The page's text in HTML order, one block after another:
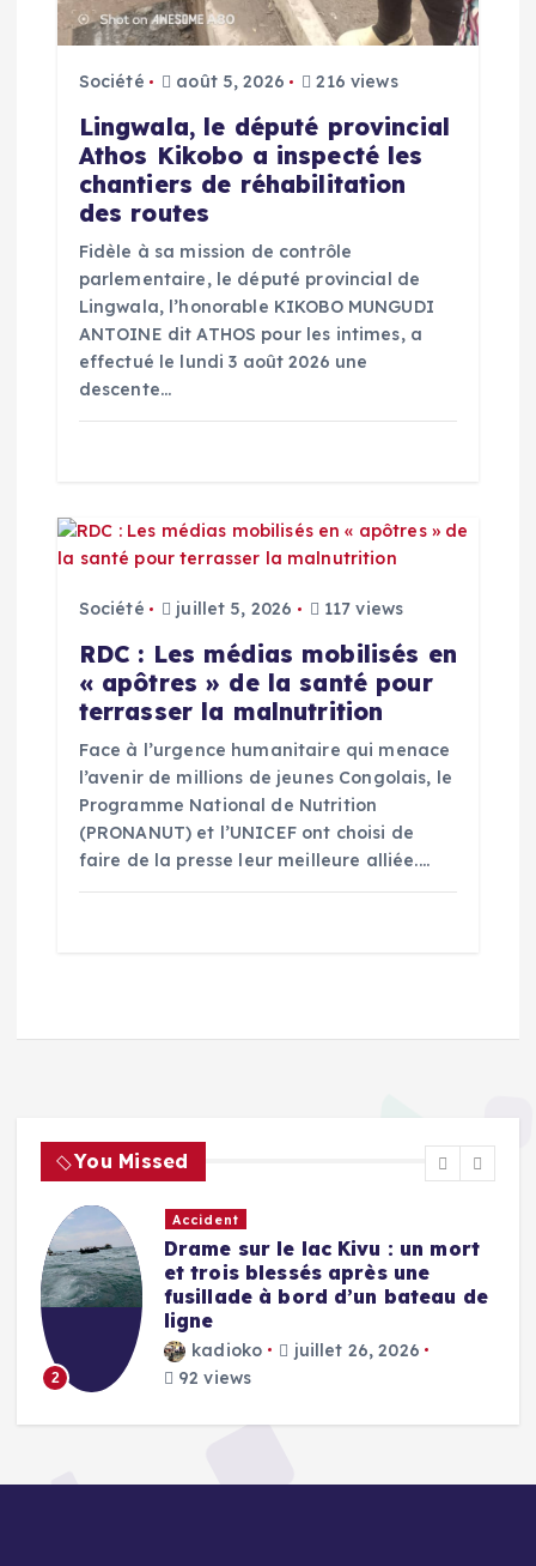
Société août 5, 2026 216 views
Lingwala, le député provincial
Athos Kikobo a inspecté les
chantiers de réhabilitation
des routes
Fidèle à sa mission de contrôle
parlementaire, le député provincial de
Lingwala, l’honorable KIKOBO MUNGUDI
ANTOINE dit ATHOS pour les intimes, a
effectué le lundi 3 août 2026 une
descente…
Société juillet 5, 2026 117 views
RDC : Les médias mobilisés en
« apôtres » de la santé pour
terrasser la malnutrition
Face à l’urgence humanitaire qui menace
l’avenir de millions de jeunes Congolais, le
Programme National de Nutrition
(PRONANUT) et l’UNICEF ont choisi de
faire de la presse leur meilleure alliée.…
You Missed
2
Accident
Drame sur le lac Kivu : un mort
et trois blessés après une
fusillade à bord d’un bateau de
ligne
kadioko
juillet 26, 2026
92 views